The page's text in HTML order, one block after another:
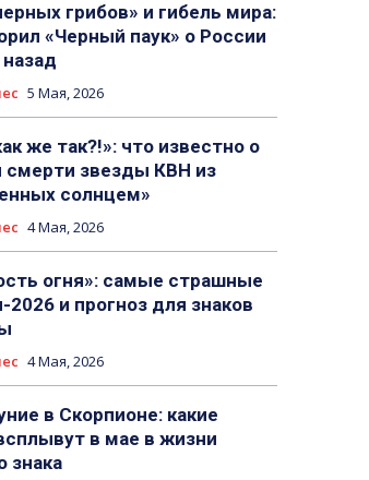
грибов» и гибель мира:
«Черный паук» о России
5 Мая, 2026
же так?!»: что известно о
смерти звезды КВН из
солнцем»
4 Мая, 2026
огня»: самые страшные
2026 и прогноз для знаков
4 Мая, 2026
в Скорпионе: какие
в мае в жизни
знака